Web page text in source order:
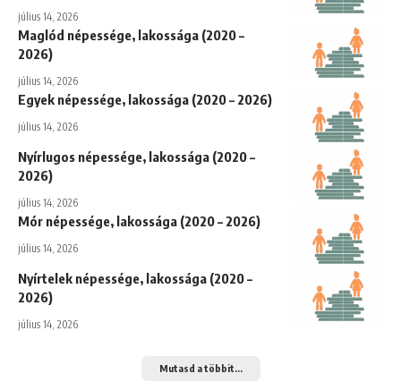
július 14, 2026
Maglód népessége, lakossága (2020 –
2026)
július 14, 2026
Egyek népessége, lakossága (2020 – 2026)
július 14, 2026
Nyírlugos népessége, lakossága (2020 –
2026)
július 14, 2026
Mór népessége, lakossága (2020 – 2026)
július 14, 2026
Nyírtelek népessége, lakossága (2020 –
2026)
július 14, 2026
Mutasd a többit...